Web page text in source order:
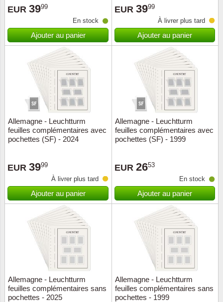
EUR 3999
En stock
Ajouter au panier
EUR 3999
À livrer plus tard
Ajouter au panier
Allemagne - Leuchtturm
feuilles complémentaires avec
pochettes (SF) - 2024
EUR 3999
À livrer plus tard
Ajouter au panier
Allemagne - Leuchtturm
feuilles complémentaires avec
pochettes (SF) - 1999
EUR 2653
En stock
Ajouter au panier
Allemagne - Leuchtturm
feuilles complémentaires sans
pochettes - 2025
Allemagne - Leuchtturm
feuilles complémentaires sans
pochettes - 1999